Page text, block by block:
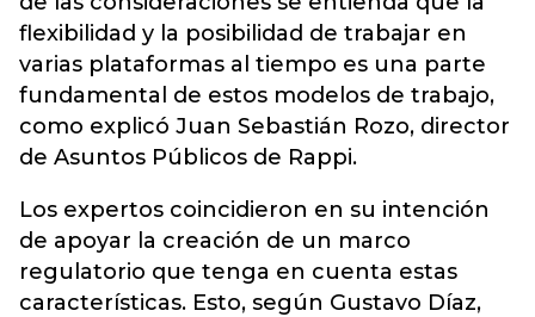
flexibilidad y la posibilidad de trabajar en
varias plataformas al tiempo es una parte
fundamental de estos modelos de trabajo,
como explicó Juan Sebastián Rozo, director
de Asuntos Públicos de Rappi.
Los expertos coincidieron en su intención
de apoyar la creación de un marco
regulatorio que tenga en cuenta estas
características. Esto, según Gustavo Díaz,